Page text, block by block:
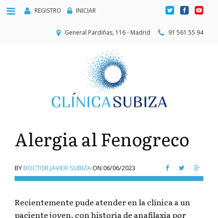
REGISTRO INICIAR
General Pardiñas, 116 - Madrid 91 561 55 94
Alergia al Fenogreco
BYDOCTOR JAVIER SUBIZAON 06/06/2023
Recientemente pude atender en la clínica a un
paciente joven, con historia de anafilaxia por